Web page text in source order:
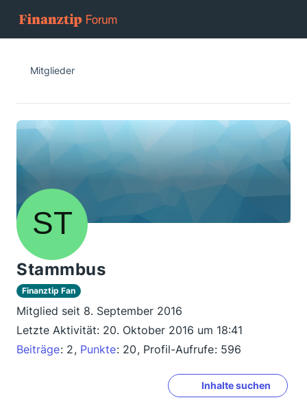
Mitglieder
Stammbus
Finanztip Fan
Mitglied seit 8. September 2016
Letzte Aktivität: 20. Oktober 2016 um 18:41
Beiträge 2 Punkte 20 Profil-Aufrufe 596
Inhalte suchen